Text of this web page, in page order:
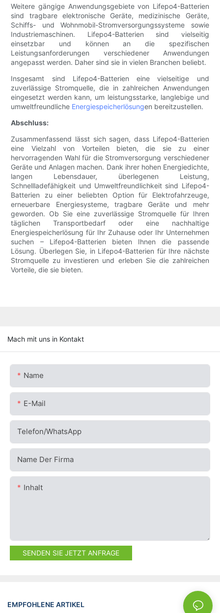
Weitere gängige Anwendungsgebiete von Lifepo4-Batterien
sind tragbare elektronische Geräte, medizinische Geräte,
Schiffs- und Wohnmobil-Stromversorgungssysteme sowie
Industriemaschinen. Lifepo4-Batterien sind vielseitig
einsetzbar und können an die spezifischen
Leistungsanforderungen verschiedener Anwendungen
angepasst werden. Daher sind sie in vielen Branchen beliebt.
Insgesamt sind Lifepo4-Batterien eine vielseitige und
zuverlässige Stromquelle, die in zahlreichen Anwendungen
eingesetzt werden kann, um leistungsstarke, langlebige und
umweltfreundliche Energiespeicherlösungen bereitzustellen.
Abschluss:
Zusammenfassend lässt sich sagen, dass Lifepo4-Batterien
eine Vielzahl von Vorteilen bieten, die sie zu einer
hervorragenden Wahl für die Stromversorgung verschiedener
Geräte und Anlagen machen. Dank ihrer hohen Energiedichte,
langen Lebensdauer, überlegenen Leistung,
Schnellladefähigkeit und Umweltfreundlichkeit sind Lifepo4-
Batterien zu einer beliebten Option für Elektrofahrzeuge,
erneuerbare Energiesysteme, tragbare Geräte und mehr
geworden. Ob Sie eine zuverlässige Stromquelle für Ihren
täglichen Transportbedarf oder eine nachhaltige
Energiespeicherlösung für Ihr Zuhause oder Ihr Unternehmen
suchen – Lifepo4-Batterien bieten Ihnen die passende
Lösung. Überlegen Sie, in Lifepo4-Batterien für Ihre nächste
Stromquelle zu investieren und erleben Sie die zahlreichen
Vorteile, die sie bieten.
Mach mit uns in Kontakt
Name
E-Mail
Telefon/WhatsApp
Name Der Firma
Inhalt
SENDEN SIE JETZT ANFRAGE
EMPFOHLENE ARTIKEL NEWS